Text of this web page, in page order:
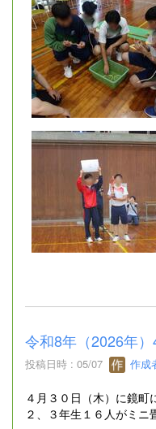
令和8年（2026年）
投稿日時 : 05/07 作成
４月３０日（木）に鏡
２、３年生１６人がミニ